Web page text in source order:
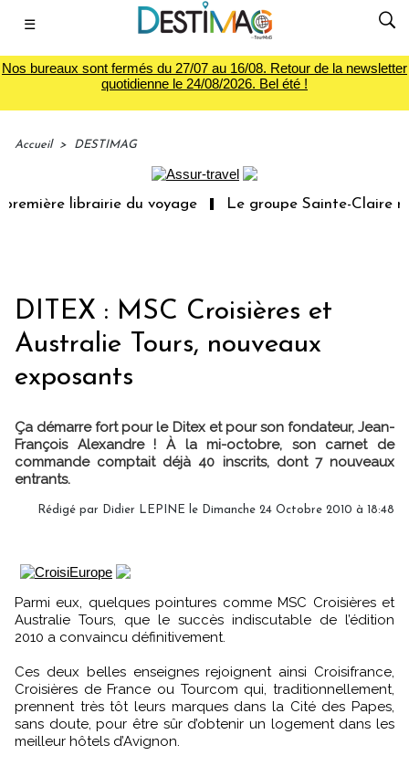
☰
Nos bureaux sont fermés du 27/07 au 16/08. Retour de la newsletter
quotidienne le 24/08/2026. Bel été !
Accueil > DESTIMAG
librairie du voyage Le groupe Sainte-Claire
DITEX : MSC Croisières et
Australie Tours, nouveaux
exposants
Ça démarre fort pour le Ditex et pour son fondateur, Jean-
François Alexandre ! À la mi-octobre, son carnet de
commande comptait déjà 40 inscrits, dont 7 nouveaux
entrants.
Rédigé par Didier LEPINE le Dimanche 24 Octobre 2010 à 18:48
Parmi eux, quelques pointures comme MSC Croisières et
Australie Tours, que le succès indiscutable de l’édition
2010 a convaincu définitivement.
Ces deux belles enseignes rejoignent ainsi Croisifrance,
Croisières de France ou Tourcom qui, traditionnellement,
prennent très tôt leurs marques dans la Cité des Papes,
sans doute, pour être sûr d’obtenir un logement dans les
meilleur hôtels d’Avignon.